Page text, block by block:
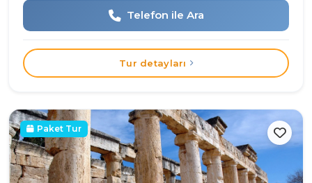
Telefon ile Ara
Tur detayları
Paket Tur